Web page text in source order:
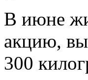
В июне
акцию,
300